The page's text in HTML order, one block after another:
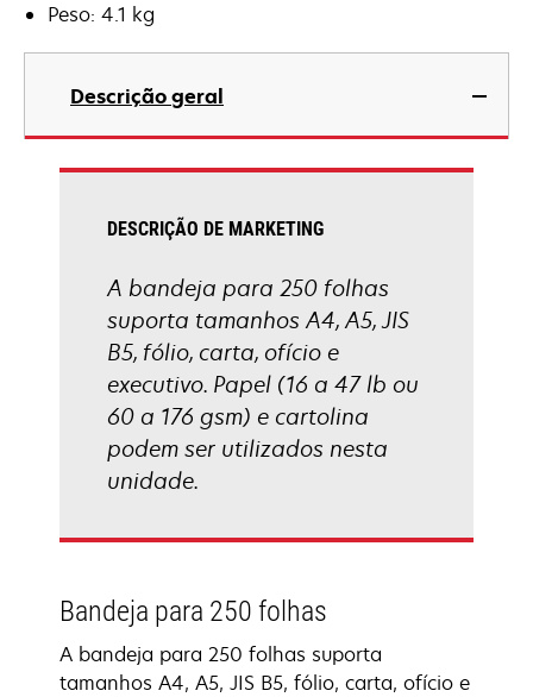
Peso: 4.1 kg
Descrição geral
DESCRIÇÃO DE MARKETING
A bandeja para 250 folhas
suporta tamanhos A4, A5, JIS
B5, fólio, carta, ofício e
executivo. Papel (16 a 47 lb ou
60 a 176 gsm) e cartolina
podem ser utilizados nesta
unidade.
Bandeja para 250 folhas
A bandeja para 250 folhas suporta
tamanhos A4, A5, JIS B5, fólio, carta, ofício e